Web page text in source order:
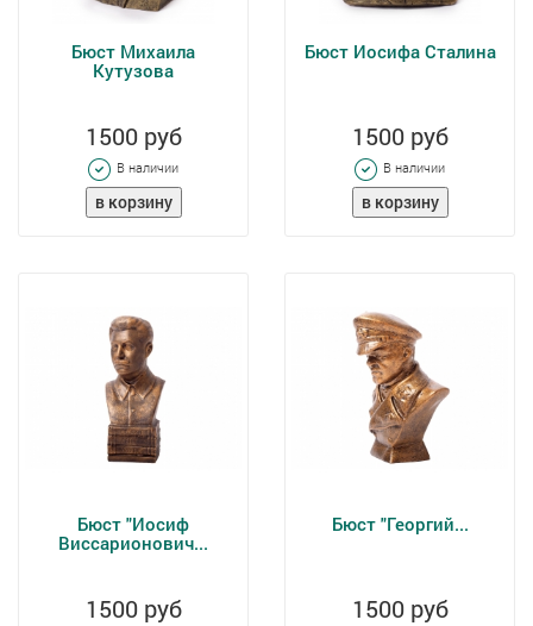
Бюст Михаила
Кутузова
1500 руб
В наличии
Бюст Иосифа Сталина
1500 руб
В наличии
Бюст "Иосиф
Виссарионович...
1500 руб
Бюст "Георгий...
1500 руб